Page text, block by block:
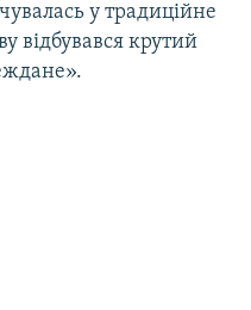
у традиційне
відбувався крутий